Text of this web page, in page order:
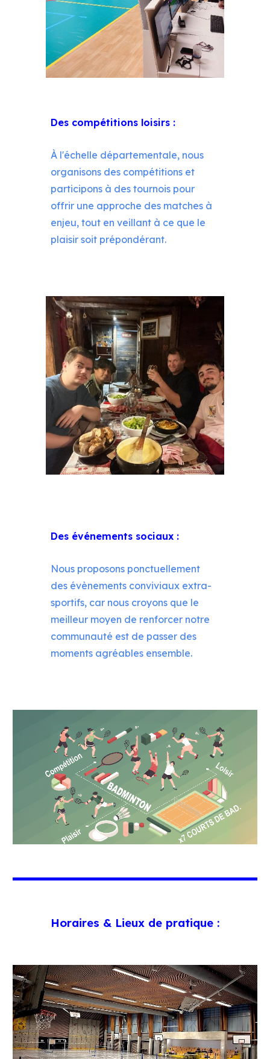
Des compétitions loisirs :
À l'échelle départementale, nous
organisons des compétitions et
participons à des tournois pour
offrir une approche des matches à
enjeu, tout en veillant à ce que le
plaisir soit prépondérant.
Des événements sociaux :
Nous proposons ponctuellement
des évènements conviviaux extra-
sportifs, car nous croyons que le
meilleur moyen de renforcer notre
communauté est de passer des
moments agréables ensemble.
Horaires & Lieux de pratique :